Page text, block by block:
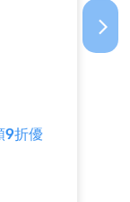
9折優
arrow_forward_ios